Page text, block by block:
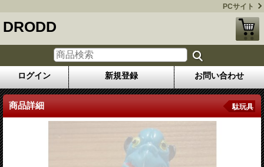
PCサイト
DRODD
ログイン 新規登録 お問い合わせ
商品詳細 駄玩具